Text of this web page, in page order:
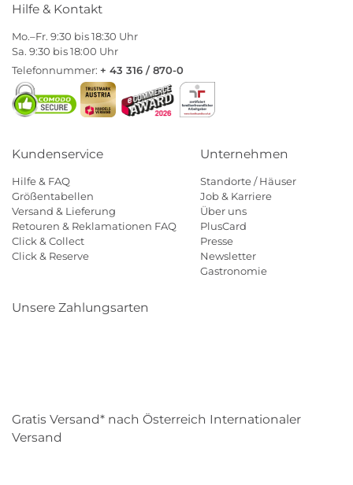
Hilfe & Kontakt
Mo.–Fr. 9:30 bis 18:30 Uhr
Sa. 9:30 bis 18:00 Uhr
Telefonnummer: + 43 316 / 870-0
Kundenservice
Hilfe & FAQ
Größentabellen
Versand & Lieferung
Retouren & Reklamationen FAQ
Click & Collect
Click & Reserve
Unternehmen
Standorte / Häuser
Job & Karriere
Über uns
PlusCard
Presse
Newsletter
Gastronomie
Unsere Zahlungsarten
Gratis Versand* nach Österreich Internationaler
Versand